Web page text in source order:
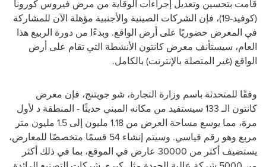
قامت بتحسين وتعديل إجراءات الوقاية من مرض فيروس كورونا
(كوفيد-19)، فإن الشركات الصينية والأجنبية مؤهلة الآن للمشاركة
في المعرض حضوريًا على أرض الواقع. وبدءًا من دورة الربيع هذا
العام، سيستأنف معرض كانتون الأنشطة التي تقام على أرض
الواقع (غير المتصلة بالإنترنت) بالكامل.
وفقًا للمتحدثة باسم وزارة التجارة، شو جويتنج، فإن معرض
كانتون الـ 133 سيستفيد من مكانه المبني حديثًا - المنطقة د لأول
مرة، مما يوسع مساحة العرض من 1.18 مليون إلى 1.5 مليون متر
مربع وهو رقم قياسي. وسيتم إنشاء 54 قسمًا متخصصًا للمعارض،
يستضيف أكثر من 30000 عارض في الموقع، بما في ذلك أكثر